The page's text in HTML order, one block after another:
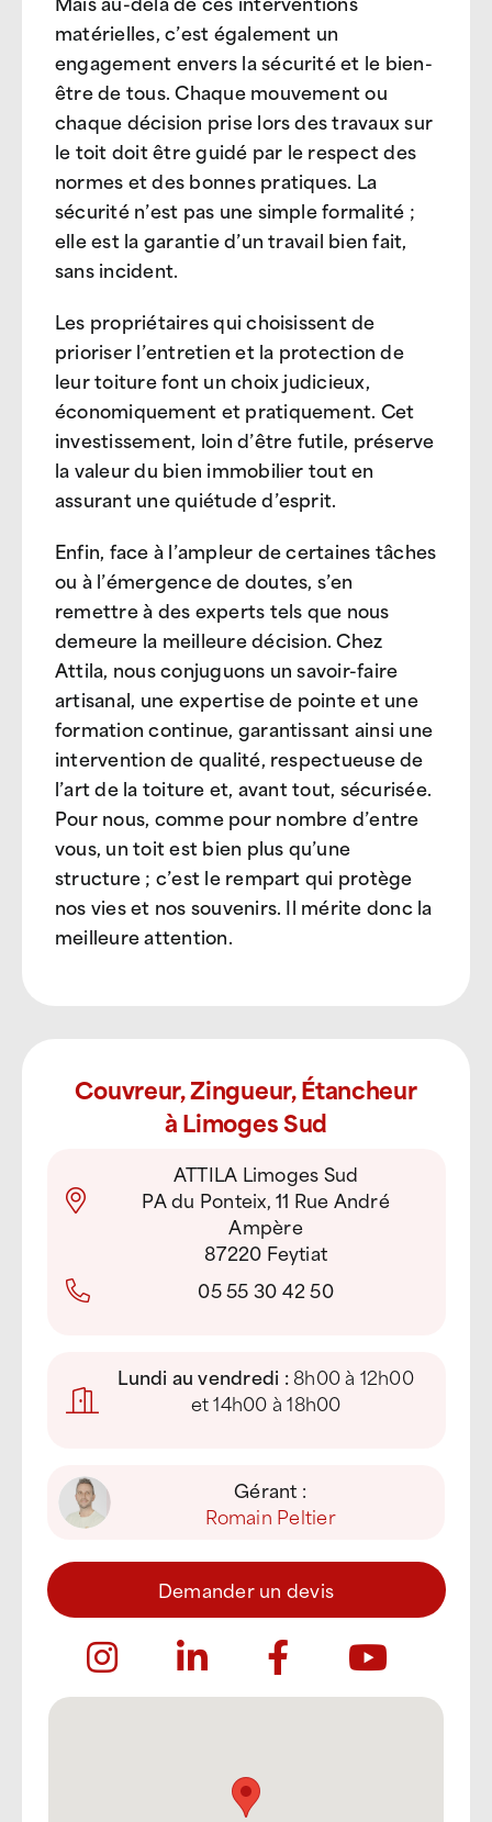
matérielles, c’est également un
engagement envers la sécurité et le bien-
être de tous. Chaque mouvement ou
chaque décision prise lors des travaux sur
le toit doit être guidé par le respect des
normes et des bonnes pratiques. La
sécurité n’est pas une simple formalité ;
elle est la garantie d’un travail bien fait,
sans incident.
Les propriétaires qui choisissent de
prioriser l’entretien et la protection de
leur toiture font un choix judicieux,
économiquement et pratiquement. Cet
investissement, loin d’être futile, préserve
la valeur du bien immobilier tout en
assurant une quiétude d’esprit.
Enfin, face à l’ampleur de certaines tâches
ou à l’émergence de doutes, s’en
remettre à des experts tels que nous
demeure la meilleure décision. Chez
Attila, nous conjuguons un savoir-faire
artisanal, une expertise de pointe et une
formation continue, garantissant ainsi une
intervention de qualité, respectueuse de
l’art de la toiture et, avant tout, sécurisée.
Pour nous, comme pour nombre d’entre
vous, un toit est bien plus qu’une
structure ; c’est le rempart qui protège
nos vies et nos souvenirs. Il mérite donc la
meilleure attention.
Couvreur, Zingueur, Étancheur
à Limoges Sud
ATTILA Limoges Sud
PA du Ponteix, 11 Rue André
Ampère
87220 Feytiat
05 55 30 42 50
Lundi au vendredi :8h00 à 12h00
et 14h00 à 18h00
Gérant :
Romain Peltier
Demander un devis